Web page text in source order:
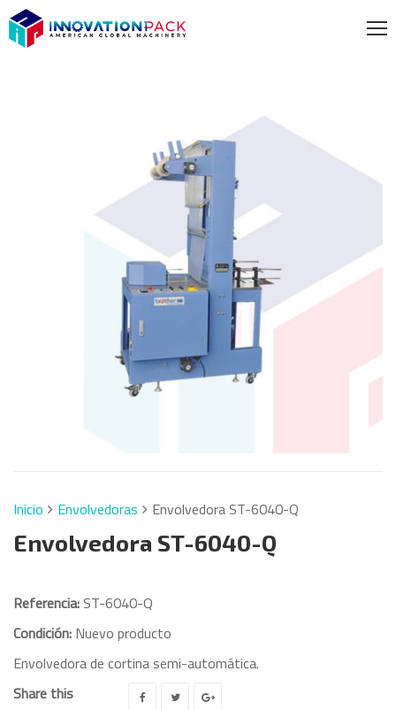
Inicio Envolvedoras Envolvedora ST-6040-Q
Envolvedora ST-6040-Q
Referencia: ST-6040-Q
Condición: Nuevo producto
Envolvedora de cortina semi-automática.
Share this